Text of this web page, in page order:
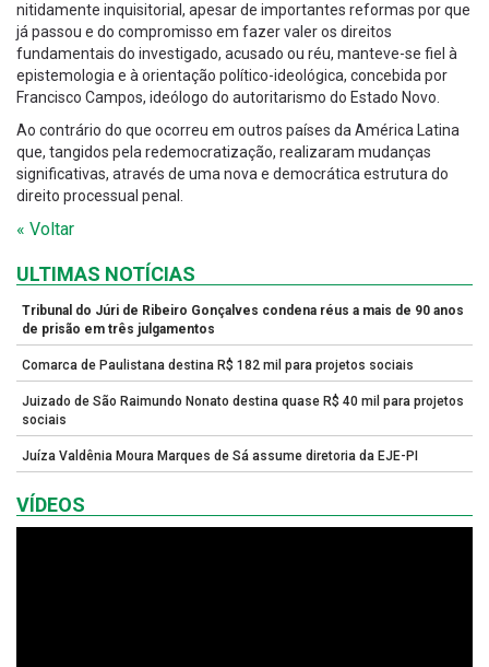
nitidamente inquisitorial, apesar de importantes reformas por que
já passou e do compromisso em fazer valer os direitos
fundamentais do investigado, acusado ou réu, manteve-se fiel à
epistemologia e à orientação político-ideológica, concebida por
Francisco Campos, ideólogo do autoritarismo do Estado Novo.
Ao contrário do que ocorreu em outros países da América Latina
que, tangidos pela redemocratização, realizaram mudanças
significativas, através de uma nova e democrática estrutura do
direito processual penal.
« Voltar
ULTIMAS NOTÍCIAS
Tribunal do Júri de Ribeiro Gonçalves condena réus a mais de 90 anos
de prisão em três julgamentos
Comarca de Paulistana destina R$ 182 mil para projetos sociais
Juizado de São Raimundo Nonato destina quase R$ 40 mil para projetos
sociais
Juíza Valdênia Moura Marques de Sá assume diretoria da EJE-PI
VÍDEOS